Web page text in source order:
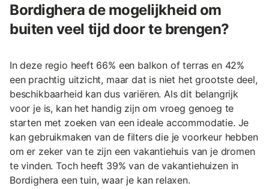
Bordighera de mogelijkheid om
buiten veel tijd door te brengen?
In deze regio heeft 66% een balkon of terras en 42%
een prachtig uitzicht, maar dat is niet het grootste deel,
beschikbaarheid kan dus variëren. Als dit belangrijk
voor je is, kan het handig zijn om vroeg genoeg te
starten met zoeken van een ideale accommodatie. Je
kan gebruikmaken van de filters die je voorkeur hebben
om er zeker van te zijn een vakantiehuis van je dromen
te vinden. Toch heeft 39% van de vakantiehuizen in
Bordighera een tuin, waar je kan relaxen.